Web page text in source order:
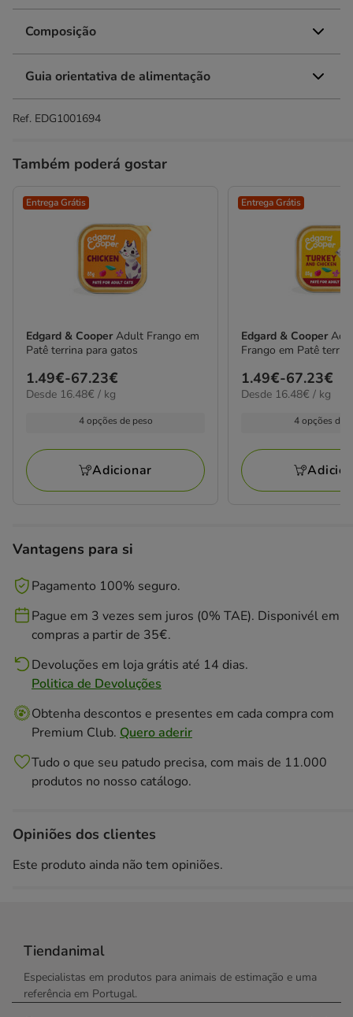
Composição
Guia orientativa de alimentação
Ref. EDG1001694
Também poderá gostar
Entrega Grátis
Edgard & CooperAdult Frango em
Patê terrina para gatos
Preço
de
67.23€
1.49€-67.23€
16.48€
Desde 16.48€ / kg
4 opções de peso
Adicionar
Entrega Grátis
Edgard & Cooper
Frango em Patê
Preço
de
67.23€
1.49€-67.23€
16.48€
Desde 16.48€ / kg
4 opções de
Vantagens para si
Pagamento 100% seguro.
Pague em 3 vezes sem juros (0% TAE). Disponivél em
compras a partir de 35€.
Devoluções em loja grátis até 14 dias.
Politica de Devoluções
Obtenha descontos e presentes em cada compra com
Premium Club. Quero aderir
Tudo o que seu patudo precisa, com mais de 11.000
produtos no nosso catálogo.
Opiniões dos clientes
Este produto ainda não tem opiniões.
Tiendanimal
Especialistas em produtos para animais de estimação e uma
referência em Portugal.